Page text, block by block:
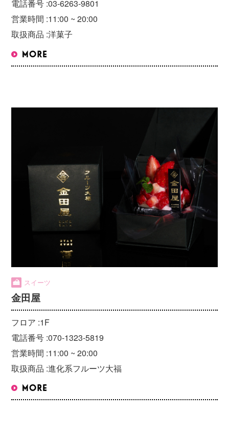
電話番号 :03-6263-9801
営業時間 :11:00 ~ 20:00
取扱商品 :洋菓子
スイーツ
金田屋
フロア :1F
電話番号 :070-1323-5819
営業時間 :11:00 ~ 20:00
取扱商品 :進化系フルーツ大福